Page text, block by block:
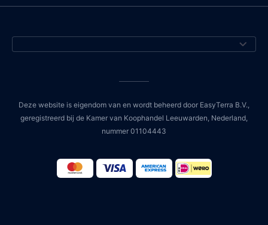
Deze website is eigendom van en wordt beheerd door EasyTerra B.V.,
geregistreerd bij de Kamer van Koophandel Leeuwarden, Nederland,
nummer 01104443